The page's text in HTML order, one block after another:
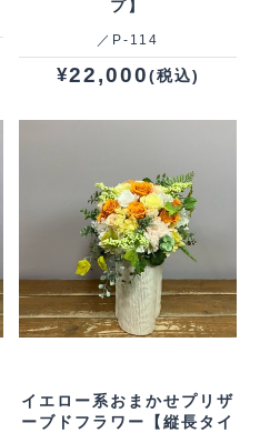
プ】
／P‐114
¥22,000(税込)
イエロー系おまかせプリザ
ーブドフラワー【縦長タイ